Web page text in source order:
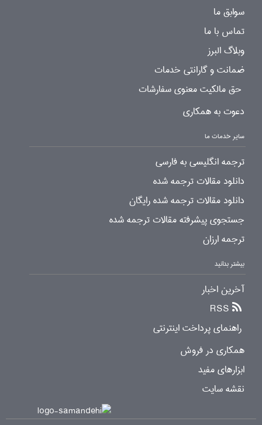
سوابق ما
تماس با ما
وبلاگ البرز
ضمانت و گارانتی خدمات
حق مالکیت معنوی سفارشات
دعوت به همکاری
سایر خدمات ما
ترجمه انگلیسی به فارسی
دانلود مقالات ترجمه شده
دانلود مقالات ترجمه شده رایگان
جستجوی پیشرفته مقالات ترجمه شده
ترجمه ارزان
بیشتر بدانید
آخرین اخبار
RSS
راهنمای پرداخت اینترنتی
همکاری در فروش
ابزارهای مفید
نقشه سایت